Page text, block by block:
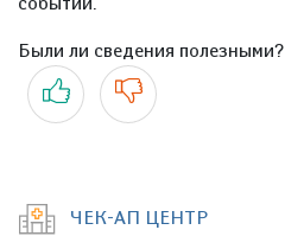
Были ли сведения полезными?
Да Нет
ЧЕК-АП ЦЕНТР